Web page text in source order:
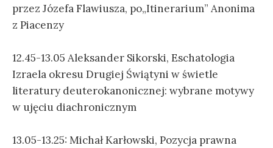
przez Józefa Flawiusza, po„Itinerarium” Anonima
z Piacenzy
12.45-13.05 Aleksander Sikorski, Eschatologia
Izraela okresu Drugiej Świątyni w świetle
literatury deuterokanonicznej: wybrane motywy
w ujęciu diachronicznym
13.05-13.25: Michał Karłowski, Pozycja prawna